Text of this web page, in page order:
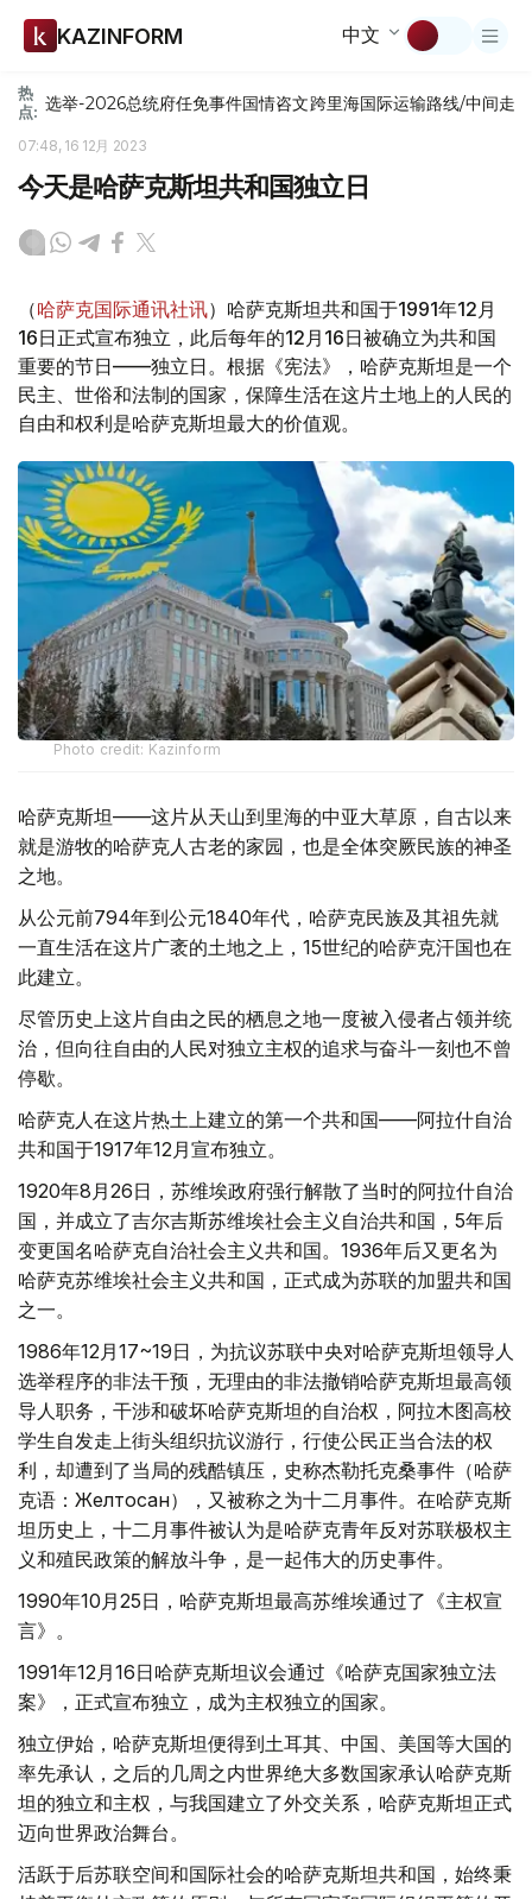
KAZINFORM 中文
热
点: 选举-2026总统府任免事件国情咨文跨里海国际运输路线/中间走廊
07:48, 16 12月 2023
今天是哈萨克斯坦共和国独立日
（哈萨克国际通讯社讯）哈萨克斯坦共和国于1991年12月
16日正式宣布独立，此后每年的12月16日被确立为共和国
重要的节日——独立日。根据《宪法》，哈萨克斯坦是一个
民主、世俗和法制的国家，保障生活在这片土地上的人民的
自由和权利是哈萨克斯坦最大的价值观。
Photo credit: Kazinform
哈萨克斯坦——这片从天山到里海的中亚大草原，自古以来
就是游牧的哈萨克人古老的家园，也是全体突厥民族的神圣
之地。
从公元前794年到公元1840年代，哈萨克民族及其祖先就
一直生活在这片广袤的土地之上，15世纪的哈萨克汗国也在
此建立。
尽管历史上这片自由之民的栖息之地一度被入侵者占领并统
治，但向往自由的人民对独立主权的追求与奋斗一刻也不曾
停歇。
哈萨克人在这片热土上建立的第一个共和国——阿拉什自治
共和国于1917年12月宣布独立。
1920年8月26日，苏维埃政府强行解散了当时的阿拉什自治
国，并成立了吉尔吉斯苏维埃社会主义自治共和国，5年后
变更国名哈萨克自治社会主义共和国。1936年后又更名为
哈萨克苏维埃社会主义共和国，正式成为苏联的加盟共和国
之一。
1986年12月17~19日，为抗议苏联中央对哈萨克斯坦领导人
选举程序的非法干预，无理由的非法撤销哈萨克斯坦最高领
导人职务，干涉和破坏哈萨克斯坦的自治权，阿拉木图高校
学生自发走上街头组织抗议游行，行使公民正当合法的权
利，却遭到了当局的残酷镇压，史称杰勒托克桑事件（哈萨
克语：Желтоқсан），又被称之为十二月事件。在哈萨克斯
坦历史上，十二月事件被认为是哈萨克青年反对苏联极权主
义和殖民政策的解放斗争，是一起伟大的历史事件。
1990年10月25日，哈萨克斯坦最高苏维埃通过了《主权宣
言》。
1991年12月16日哈萨克斯坦议会通过《哈萨克国家独立法
案》，正式宣布独立，成为主权独立的国家。
独立伊始，哈萨克斯坦便得到土耳其、中国、美国等大国的
率先承认，之后的几周之内世界绝大多数国家承认哈萨克斯
坦的独立和主权，与我国建立了外交关系，哈萨克斯坦正式
迈向世界政治舞台。
活跃于后苏联空间和国际社会的哈萨克斯坦共和国，始终秉